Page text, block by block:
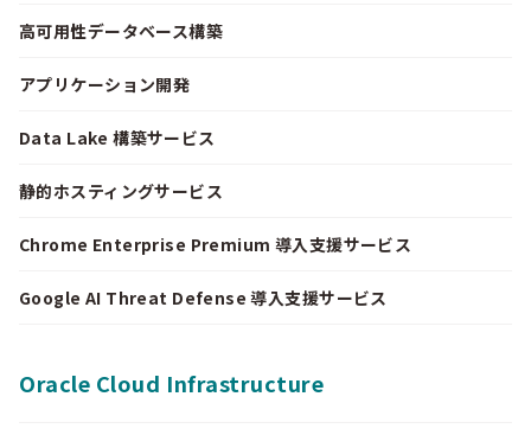
高可用性データベース構築
アプリケーション開発
Data Lake 構築サービス
静的ホスティングサービス
Chrome Enterprise Premium 導入支援サービス
Google AI Threat Defense 導入支援サービス
Oracle Cloud Infrastructure